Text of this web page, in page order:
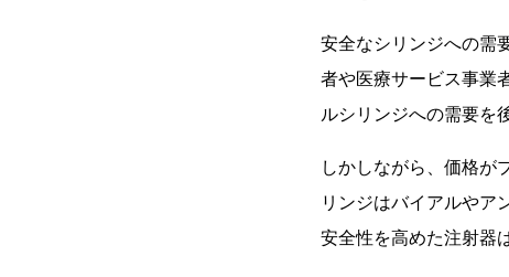
安全なシリンジへの需
者や医療サービス事業
ルシリンジへの需要を
しかしながら、価格が
リンジはバイアルやア
安全性を高めた注射器